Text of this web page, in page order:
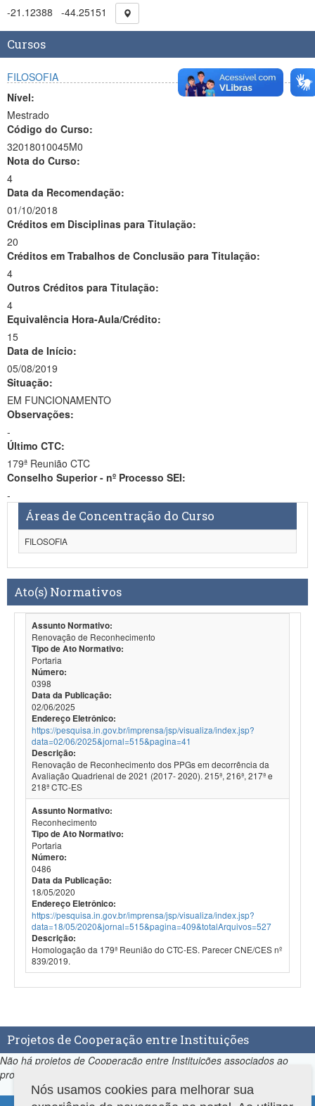
-21.12388
-44.25151
Cursos
FILOSOFIA
Nível:
Mestrado
Código do Curso:
32018010045M0
Nota do Curso:
4
Data da Recomendação:
01/10/2018
Créditos em Disciplinas para Titulação:
20
Créditos em Trabalhos de Conclusão para Titulação:
4
Outros Créditos para Titulação:
4
Equivalência Hora-Aula/Crédito:
15
Data de Início:
05/08/2019
Situação:
EM FUNCIONAMENTO
Observações:
-
Último CTC:
179ª Reunião CTC
Conselho Superior - nº Processo SEI:
-
Áreas de Concentração do Curso
FILOSOFIA
Ato(s) Normativos
Assunto Normativo:
Renovação de Reconhecimento
Tipo de Ato Normativo:
Portaria
Número:
0398
Data da Publicação:
02/06/2025
Endereço Eletrônico:
https://pesquisa.in.gov.br/imprensa/jsp/visualiza/index.jsp?
data=02/06/2025&jornal=515&pagina=41
Descrição:
Renovação de Reconhecimento dos PPGs em decorrência da
Avaliação Quadrienal de 2021 (2017- 2020). 215ª, 216ª, 217ª e
218ª CTC-ES
Assunto Normativo:
Reconhecimento
Tipo de Ato Normativo:
Portaria
Número:
0486
Data da Publicação:
18/05/2020
Endereço Eletrônico:
https://pesquisa.in.gov.br/imprensa/jsp/visualiza/index.jsp?
data=18/05/2020&jornal=515&pagina=409&totalArquivos=527
Descrição:
Homologação da 179ª Reunião do CTC-ES. Parecer CNE/CES nº
839/2019.
Projetos de Cooperação entre Instituições
Não há projetos de Cooperação entre Instituições associados ao
programa.
Nós usamos cookies para melhorar sua